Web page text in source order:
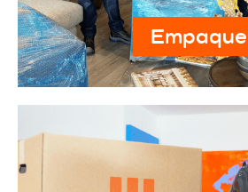
Empaque